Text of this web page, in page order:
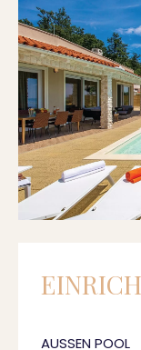
AUSSEN POOL